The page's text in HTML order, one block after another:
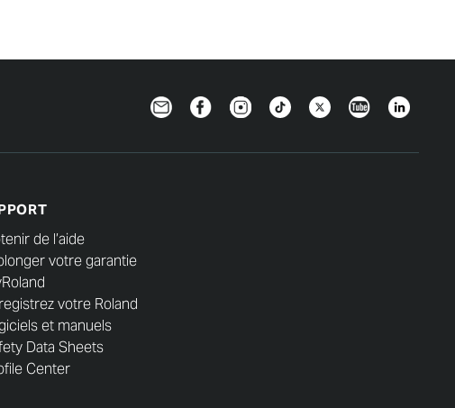
NewsletterFacebookInstagramTikTokTwitterYouTubeLinkedin
de l’aide
votre garantie
votre Roland
et manuels
Data Sheets
Center